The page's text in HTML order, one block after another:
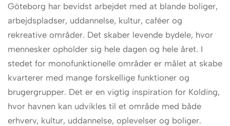
Göteborg har bevidst arbejdet med at blande boliger,
arbejdspladser, uddannelse, kultur, caféer og
rekreative områder. Det skaber levende bydele, hvor
mennesker opholder sig hele dagen og hele året. I
stedet for monofunktionelle områder er målet at skabe
kvarterer med mange forskellige funktioner og
brugergrupper. Det er en vigtig inspiration for Kolding,
hvor havnen kan udvikles til et område med både
erhverv, kultur, uddannelse, oplevelser og boliger.